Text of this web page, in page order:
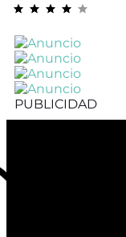
PUBLICIDAD